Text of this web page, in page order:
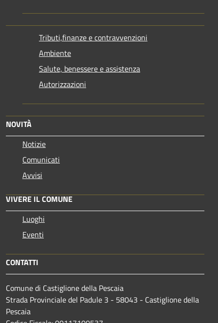
Tributi,finanze e contravvenzioni
Ambiente
Salute, benessere e assistenza
Autorizzazioni
NOVITÀ
Notizie
Comunicati
Avvisi
VIVERE IL COMUNE
Luoghi
Eventi
CONTATTI
Comune di Castiglione della Pescaia
Strada Provinciale del Padule 3 - 58043 - Castiglione della
Pescaia